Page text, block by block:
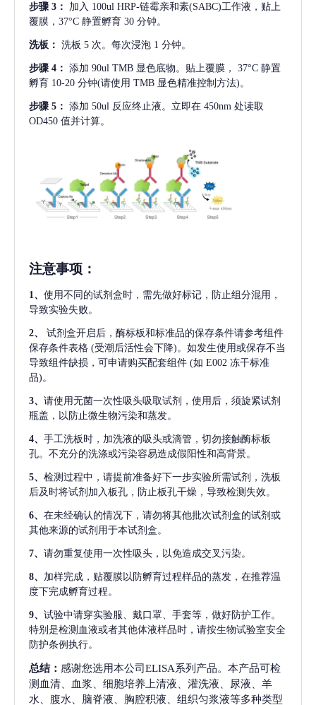
步骤 3： 加入 100ul HRP-链霉亲和素(SABC)工作液，贴上
覆膜，37°C 静置孵育 30 分钟。
洗板： 洗板 5 次。每次浸泡 1 分钟。
步骤 4： 添加 90ul TMB 显色底物。贴上覆膜， 37°C 静置
孵育 10-20 分钟(请使用 TMB 显色精准控制方法)。
步骤 5： 添加 50ul 反应终止液。立即在 450nm 处读取
OD450 值并计算。
注意事项 ：
1、 使用不同的试剂盒时，需先做好标记，防止组分混用，
导致实验失败。
2、
试剂盒开启后，酶标板和标准品的保存条件请参考组件
保存条件表格 (受潮后活性会下降)。如发生使用或保存不当
导致组件缺损，可申请购买配套组件 (如 E002 冻干标准
品)。
3、 请使用无菌一次性吸头吸取试剂，使用后，须旋紧试剂
瓶盖，以防止微生物污染和蒸发。
4、 手工洗板时，加洗液的吸头或滴管，切勿接触酶标板
孔。不充分的洗涤或污染容易造成假阳性和高背景。
5、 检测过程中，请提前准备好下一步实验所需试剂，洗板
后及时将试剂加入板孔，防止板孔干燥，导致检测失效。
6、 在未经确认的情况下，请勿将其他批次试剂盒的试剂或
其他来源的试剂用于本试剂盒。
7、 请勿重复使用一次性吸头，以免造成交叉污染。
8、 加样完成，贴覆膜以防孵育过程样品的蒸发，在推荐温
度下完成孵育过程。
9、 试验中请穿实验服、戴口罩、手套等，做好防护工作。
特别是检测血液或者其他体液样品时，请按生物试验室安全
防护条例执行。
总结： 感谢您选用本公司ELISA系列产品。本产品可检
测血清、血浆、细胞培养上清液、灌洗液、尿液、羊
水、腹水、脑脊液、胸腔积液、组织匀浆液等多种类型